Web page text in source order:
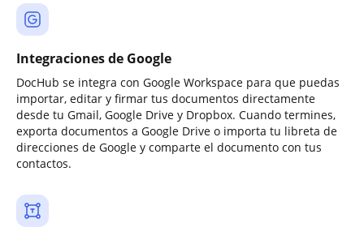
Integraciones de Google
DocHub se integra con Google Workspace para que puedas
importar, editar y firmar tus documentos directamente
desde tu Gmail, Google Drive y Dropbox. Cuando termines,
exporta documentos a Google Drive o importa tu libreta de
direcciones de Google y comparte el documento con tus
contactos.